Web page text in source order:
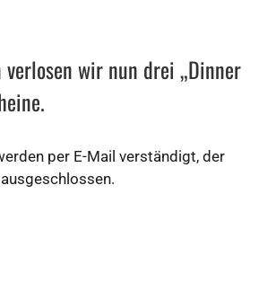
verlosen wir nun drei „Dinner
per E-Mail verständigt, der